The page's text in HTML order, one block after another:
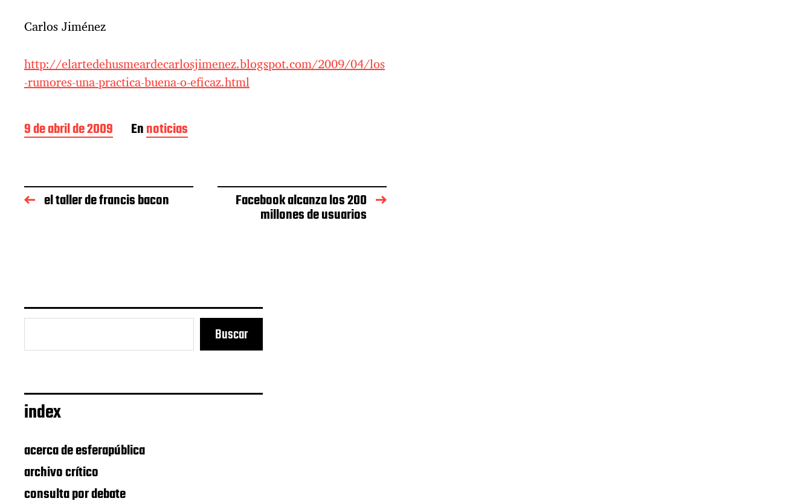
Carlos Jiménez
http://elartedehusmeardecarlosjimenez.blogspot.com/2009/04/los
-rumores-una-practica-buena-o-eficaz.html
F
e
a
d
e
a
d
9 de abril de 2009 Ennoticias
el taller de francis bacon Facebook alcanza los 200
millones de usuarios
Buscar
index
acerca de esferapública
archivo crítico
consulta por debate